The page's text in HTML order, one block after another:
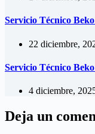
Servicio Técnico
22 diciembre,
Servicio Técnico
4 diciembre,
Deja un